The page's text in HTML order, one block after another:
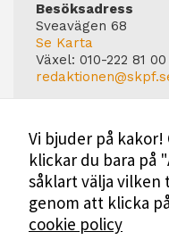
Besöksadress
Sveavägen 68
Se Karta
Växel: 010-222 81 00
Markus Dahlberg
Tel: 0720-88 17 17
Annonsering
Swartling &
Birger Jarlsgatan 110
Vi bjuder på
klickar du bara på
såklart välja vilken
genom att klicka
cookie policy